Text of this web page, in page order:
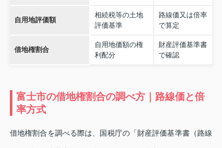
自用地評価額
相続税等の土地
評価基準
路線価又は倍率
で算定
借地権割合
自用地価額の権
利配分
財産評価基準書
で確認
富士市の借地権割合の調べ方｜路線価と倍
率方式
借地権割合を調べる際は、国税庁の「財産評価基準書（路線